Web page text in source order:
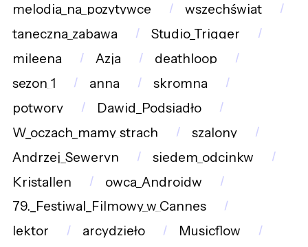
melodia_na_pozytywce
wszechświat
taneczna_zabawa
Studio_Trigger
mileena
Azja
deathloop
sezon_1
anna
skromna
potwory
Dawid_Podsiadło
W_oczach_mamy_strach
szalony
Andrzej_Seweryn
siedem_odcinkw
Kristallen
owca_Androidw
79._Festiwal_Filmowy_w_Cannes
lektor
arcydzieło
Musicflow